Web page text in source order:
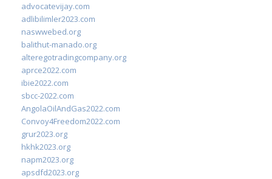
advocatevijay.com
adlibilimler2023.com
naswwebed.org
balithut-manado.org
alteregotradingcompany.org
aprce2022.com
ibie2022.com
sbcc-2022.com
AngolaOilAndGas2022.com
Convoy4Freedom2022.com
grur2023.org
hkhk2023.org
napm2023.org
apsdfd2023.org